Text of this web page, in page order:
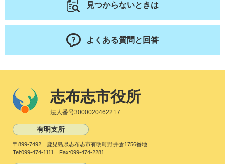
見つからないときは
よくある質問と回答
志布志市役所
法人番号3000020462217
有明支所
〒899-7492 鹿児島県志布志市有明町野井倉1756番地
Tel:099-474-1111 Fax:099-474-2281